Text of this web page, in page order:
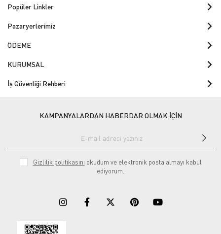
Popüler Linkler
Pazaryerlerimiz
ÖDEME
KURUMSAL
İş Güvenliği Rehberi
KAMPANYALARDAN HABERDAR OLMAK İÇİN
Gizlilik politikasını okudum ve elektronik posta almayı kabul
ediyorum.